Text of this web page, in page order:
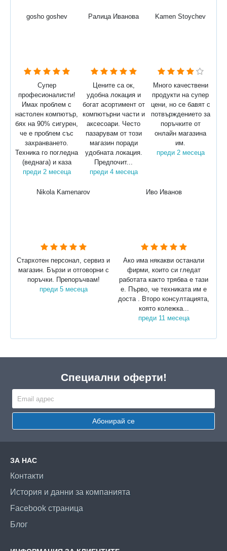
gosho goshev
Супер
професионалисти!
Имах проблем с
настолен компютър,
бях на 90% сигурен,
че е проблем със
захранването.
Техника го погледна
(веднага) и каза
преди 2 месеца
Ралица Иванова
Цените са ок,
удобна локация и
богат асортимент от
компютърни части и
аксесоари. Често
пазарувам от този
магазин поради
удобната локация.
Предпочит...
преди 4 месеца
Kamen Stoychev
Много качествени
продукти на супер
цени, но се бавят с
потвърждението за
поръчките от
онлайн магазина
им.
преди 2 месеца
Nikola Kamenarov
Стархотен персонал, сервиз и
магазин. Бързи и отговорни с
поръчки. Препоръчвам!
преди 5 месеца
Иво Иванов
Ако има някакви останали
фирми, които си гледат
работата както трябва е тази
е. Първо, че техниката им е
доста . Второ консултацията,
която колежка...
преди 11 месеца
Специални оферти!
Абонирай се
ЗА НАС
Контакти
История и данни за компанията
Facebook страница
Блог